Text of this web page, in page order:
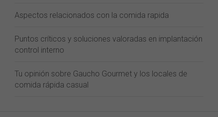
Aspectos relacionados con la comida rapida
Puntos críticos y soluciones valoradas en implantación
control interno
Tu opinión sobre Gaucho Gourmet y los locales de
comida rápida casual